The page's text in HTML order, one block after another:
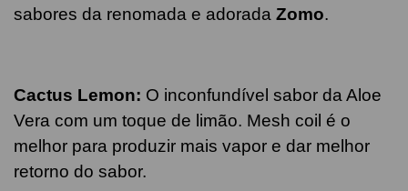
sabores da renomada e adorada Zomo.
Cactus Lemon: O inconfundível sabor da Aloe
Vera com um toque de limão. Mesh coil é o
melhor para produzir mais vapor e dar melhor
retorno do sabor.